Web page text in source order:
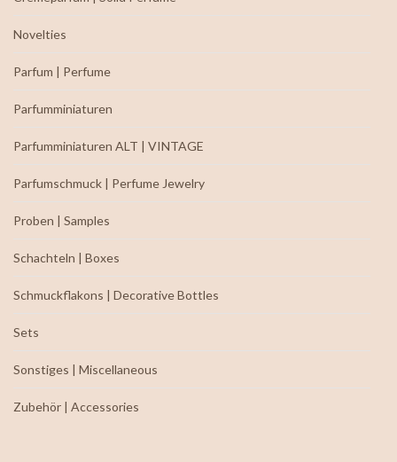
Novelties
Parfum | Perfume
Parfumminiaturen
Parfumminiaturen ALT | VINTAGE
Parfumschmuck | Perfume Jewelry
Proben | Samples
Schachteln | Boxes
Schmuckflakons | Decorative Bottles
Sets
Sonstiges | Miscellaneous
Zubehör | Accessories